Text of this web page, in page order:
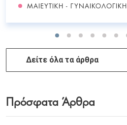
ΜΑΙΕΥΤΙΚΉ - ΓΥΝΑΙΚΟΛΟΓΙΚΉ
Δείτε όλα τα άρθρα
Πρόσφατα Άρθρα